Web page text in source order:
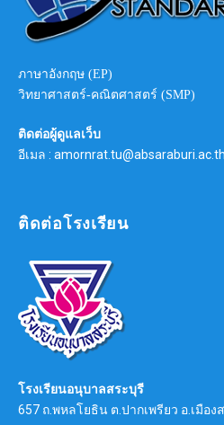
ภาษาอังกฤษ (EP)
วิทยาศาสตร์-คณิตศาสตร์ (SMP)
ติดต่อผู้ดูแลเว็บ
อีเมล : amornrat.tu@absaraburi.ac.th
ติดต่อโรงเรียน
โรงเรียนอนุบาลสระบุรี
657 ถ.พหลโยธิน ต.ปากเพรียว อ.เมือง